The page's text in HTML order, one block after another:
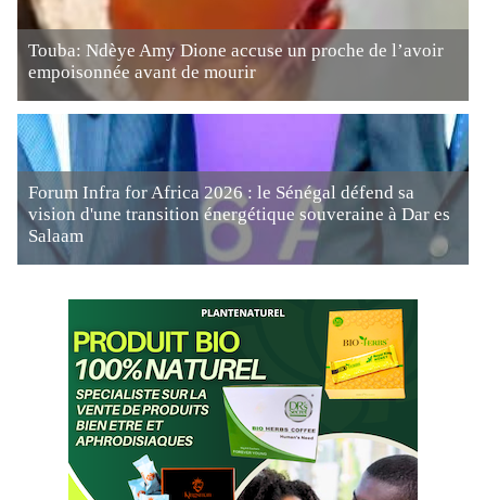
Touba: Ndèye Amy Dione accuse un proche de l’avoir
empoisonnée avant de mourir
Forum Infra for Africa 2026 : le Sénégal défend sa
vision d'une transition énergétique souveraine à Dar es
Salaam